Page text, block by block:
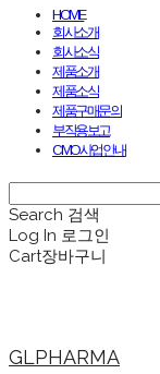
HOME
회사소개
회사소식
제품소개
제품소식
제품구매문의
부작용보고
CMO사업안내
Search 검색
Log In 로그인
Cart장바구니
GLPHARMA